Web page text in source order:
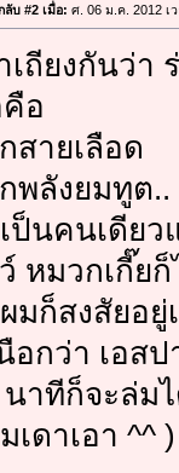
ลับ #2 เมื่อ: ศ. 06 ม.ค. 2012 เ
เถียงกันว่า
อ
สายเลือด
พลังยมทูต..
ป็นคนเดียว
หมวกเกี๊ย
มก็สงสัยอ
อกว่า เอส
นาทีก็จะล่ม
เดาเอา ^^ )